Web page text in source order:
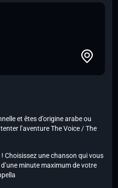
et êtes d’origine arabe ou
l’aventure The Voice / The
Choisissez une chanson qui vous
minute maximum de votre